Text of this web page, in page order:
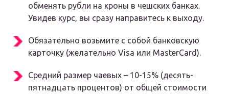
обменять рубли на кроны в чешских банках.
Увидев курс, вы сразу направитесь к выходу.
Обязательно возьмите с собой банковскую
карточку (желательно Visa или MasterCard).
Средний размер чаевых – 10-15% (десять-
пятнадцать процентов) от общей стоимости